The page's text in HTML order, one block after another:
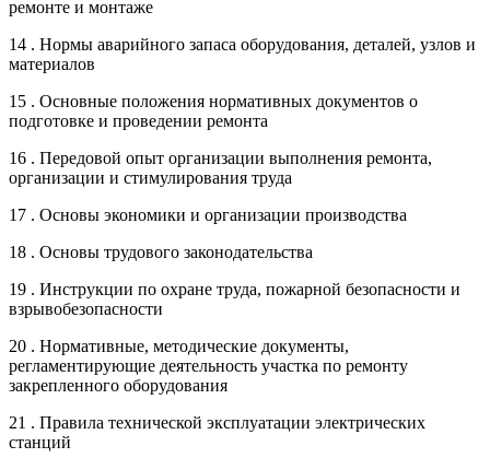
ремонте и монтаже
14 . Нормы аварийного запаса оборудования, деталей, узлов и
материалов
15 . Основные положения нормативных документов о
подготовке и проведении ремонта
16 . Передовой опыт организации выполнения ремонта,
организации и стимулирования труда
17 . Основы экономики и организации производства
18 . Основы трудового законодательства
19 . Инструкции по охране труда, пожарной безопасности и
взрывобезопасности
20 . Нормативные, методические документы,
регламентирующие деятельность участка по ремонту
закрепленного оборудования
21 . Правила технической эксплуатации электрических
станций